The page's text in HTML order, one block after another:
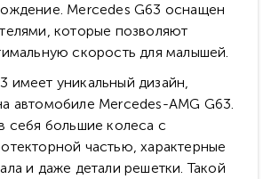
Mercedes G63 оснащен
которые позволяют
скорость для малышей.
имеет уникальный дизайн,
автомобиле Mercedes-AMG G63.
себя большие колеса с
частью, характерные
и даже детали решетки. Такой